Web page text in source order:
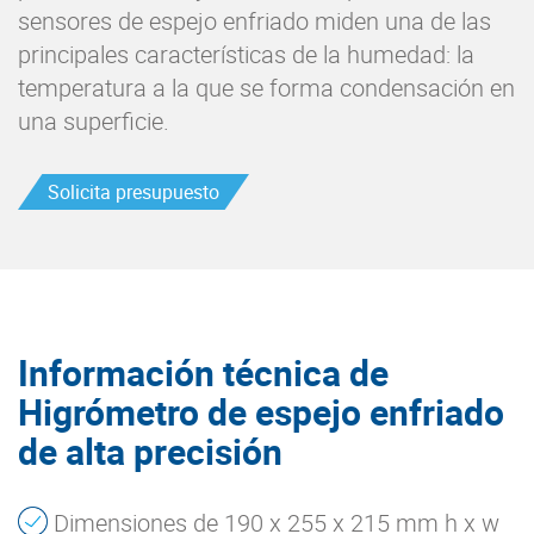
sensores de espejo enfriado miden una de las
principales características de la humedad: la
temperatura a la que se forma condensación en
una superficie.
Solicita presupuesto
Información técnica de
Higrómetro de espejo enfriado
de alta precisión
Dimensiones de 190 x 255 x 215 mm h x w